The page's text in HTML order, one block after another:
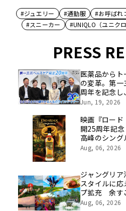
#ジュエリー #通勤服 #お呼ばれ
#スニーカー
#UNIQLO（ユニクロ
PRESS
医薬品から
の変革。第
周年を記念し
挑戦の舞台や
像を公開！
Jun, 19, 2026
映画『ロード
開25周年記
高峰のシング
ノ)より 数量
Aug, 06, 2026
ジャングリ
スタイルに応
プ拡充 余す
「ロイヤルチ
Aug, 06, 2026